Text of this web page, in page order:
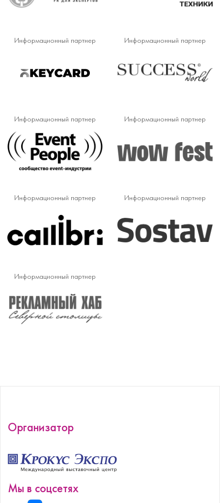
Информационный партнер Информационный партнер
Информационный партнер Информационный партнер
Информационный партнер Информационный партнер
Информационный партнер
Организатор
Мы в соцсетях